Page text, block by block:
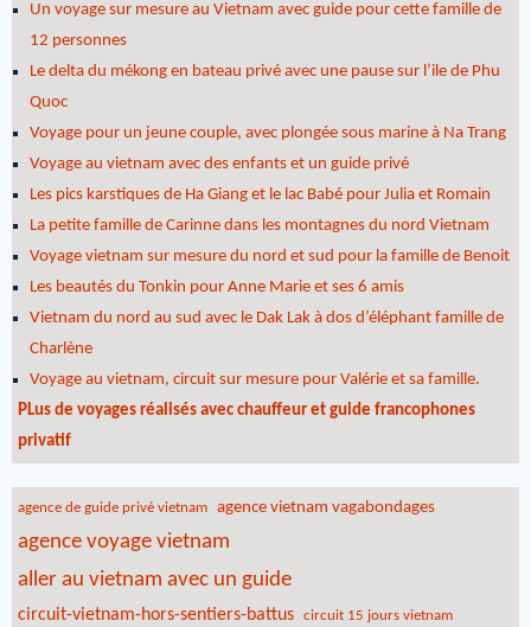
Un voyage sur mesure au Vietnam avec guide pour cette famille de
12 personnes
Le delta du mékong en bateau privé avec une pause sur l’ile de Phu
Quoc
Voyage pour un jeune couple, avec plongée sous marine à Na Trang
Voyage au vietnam avec des enfants et un guide privé
Les pics karstiques de Ha Giang et le lac Babé pour Julia et Romain
La petite famille de Carinne dans les montagnes du nord Vietnam
Voyage vietnam sur mesure du nord et sud pour la famille de Benoit
Les beautés du Tonkin pour Anne Marie et ses 6 amis
Vietnam du nord au sud avec le Dak Lak à dos d’éléphant famille de
Charlène
Voyage au vietnam, circuit sur mesure pour Valérie et sa famille.
PLus de voyages réalisés avec chauffeur et guide francophones
privatif
agence de guide privé vietnam agence vietnam vagabondages
agence voyage vietnam
aller au vietnam avec un guide
circuit-vietnam-hors-sentiers-battus circuit 15 jours vietnam